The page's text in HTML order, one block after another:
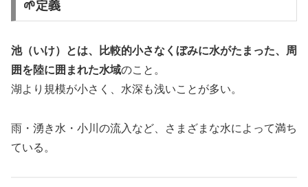
🌱定義
池（いけ）とは、比較的小さなくぼみに水がたまった、周
囲を陸に囲まれた水域のこと。
湖より規模が小さく、水深も浅いことが多い。
雨・湧き水・小川の流入など、さまざまな水によって満ち
ている。